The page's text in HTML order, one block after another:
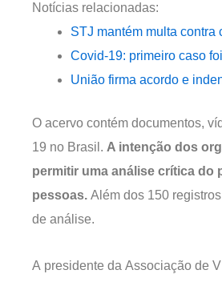
Notícias relacionadas:
STJ mantém multa
Covid-19: primeiro caso
União firma acordo e
O acervo contém documentos,
19 no Brasil. A intenção dos
permitir uma análise crítica do
pessoas. Além dos 150
de análise.
A presidente da Associação de